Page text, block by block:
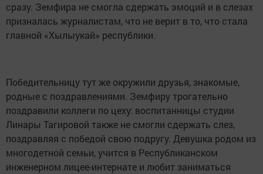
сразу. Земфира не смогла сдержать эмоций и в слезах
призналась журналистам, что не верит в то, что стала
главной «Хылыукай» республики.
Победительницу тут же окружили друзья, знакомые,
родные с поздравлениями. Земфиру трогательно
поздравили коллеги по цеху: воспитанницы студии
Линары Тагировой также не смогли сдержать слез,
поздравляя с победой свою подругу. Девушка родом из
многодетной семьи, учится в Республиканском
инженерном лицее-интернате и любит заниматься